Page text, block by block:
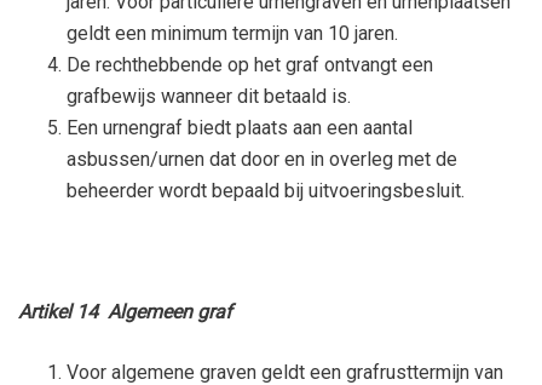
geldt een minimum termijn van 10 jaren.
De rechthebbende op het graf ontvangt een
grafbewijs wanneer dit betaald is.
Een urnengraf biedt plaats aan een aantal
asbussen/urnen dat door en in overleg met de
beheerder wordt bepaald bij uitvoeringsbesluit.
Artikel 14 Algemeen graf
Voor algemene graven geldt een grafrusttermijn van